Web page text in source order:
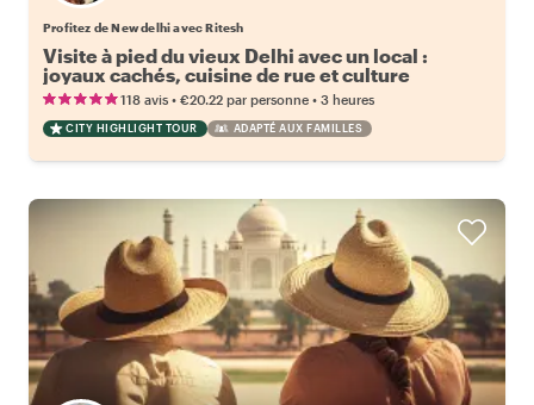
Profitez de New delhi avec Ritesh
Visite à pied du vieux Delhi avec un local :
joyaux cachés, cuisine de rue et culture
118 avis • €20.22 par personne • 3 heures
CITY HIGHLIGHT TOUR ADAPTÉ AUX FAMILLES